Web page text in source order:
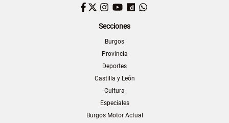
Facebook
TwitterInstagram
YouTubeDailymotion
Secciones
Burgos
Provincia
Deportes
Castilla y León
Cultura
Especiales
Burgos Motor Actual